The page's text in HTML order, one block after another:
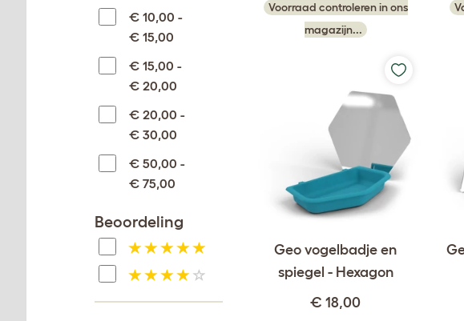
€ 10,00 -
€ 15,00
€ 15,00 -
€ 20,00
€ 20,00 -
€ 30,00
€ 50,00 -
€ 75,00
Beoordeling
Voorraad controleren in ons
magazijn...
Geo vogelbadje en
spiegel - Hexagon
€ 18,00